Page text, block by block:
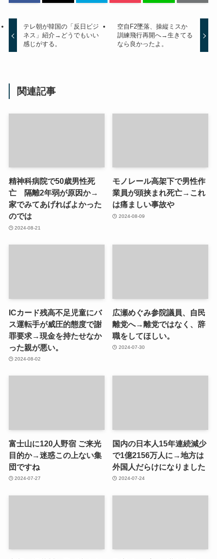
テレ朝が韓国の「反日ビジ
ネス」紹介→どうでもいい
感じがする。
空自F2墜落、操縦ミスか
訓練飛行再開へ→生きてる
なら良かったよ。
関連記事
精神科病院で50歳男性死
亡 隔離2年弱が原因か→
家でみてあげればよかった
のでは
2024-08-21
モノレール高架下で男性作
業員が頭挟まれ死亡→これ
は痛ましい事故や
2024-08-09
ICカード残高不足児童にバ
ス運転手が威圧的態度で謝
罪要求→現金を持たせなか
った親が悪い。
2024-08-02
広瀬めぐみ参院議員、自民
離党へ→離党ではなく、辞
職をしてほしい。
2024-07-30
富士山に120人野宿 ご来光
目的か→迷惑この上ない集
団ですね
2024-07-27
国内の日本人15年連続減少
で1億2156万人に→地方は
外国人だらけになりました
2024-07-24